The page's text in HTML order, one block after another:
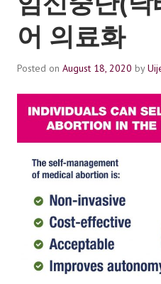
어 의료화
Posted on August 18, 2020 by